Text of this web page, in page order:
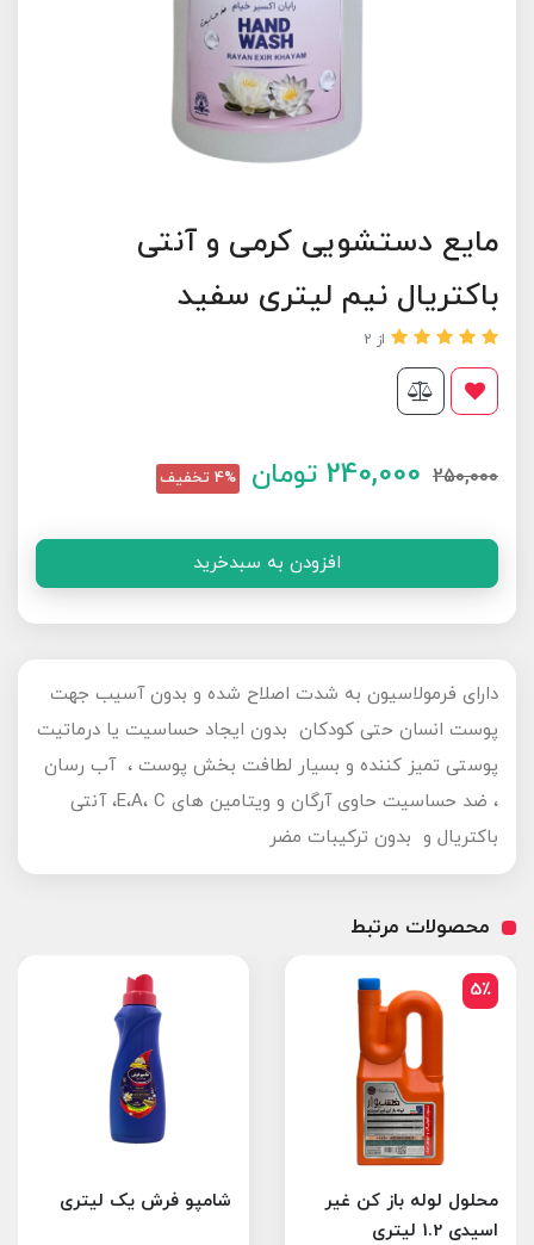
مایع دستشویی کرمی و آنتی
باکتریال نیم لیتری سفید
از 2
250,000
240,000 تومان 4% تخفیف
افزودن به سبدخرید
​​​​دارای فرمولاسیون به شدت اصلاح شده و بدون آسیب جهت
پوست انسان حتی کودکان بدون ایجاد حساسیت یا درماتیت
پوستی تمیز کننده و بسیار لطافت بخش پوست ، آب رسان
، ضد حساسیت حاوی آرگان و ویتامین های E،A، C، آنتی
باکتریال و بدون ترکیبات مضر
محصولات مرتبط
5٪
محلول لوله باز کن غیر
اسیدی 1.2 لیتری
شامپو فرش یک لیتری